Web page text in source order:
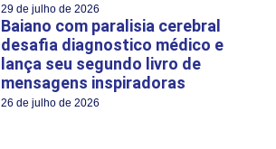
29 de julho de 2026
Baiano com paralisia cerebral
desafia diagnostico médico e
lança seu segundo livro de
mensagens inspiradoras
26 de julho de 2026